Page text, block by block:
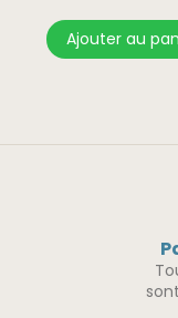
Ajouter au